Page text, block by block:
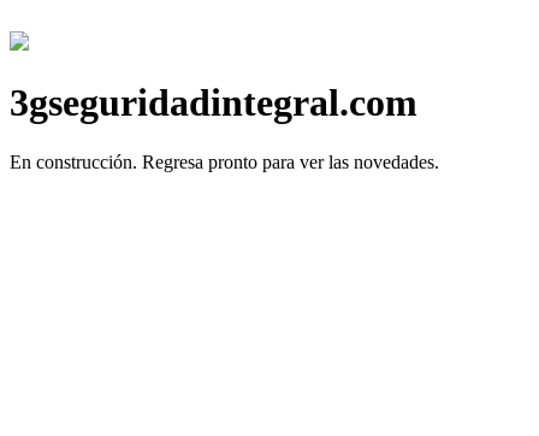
3gseguridadintegral.com
En construcción. Regresa pronto para ver las novedades.